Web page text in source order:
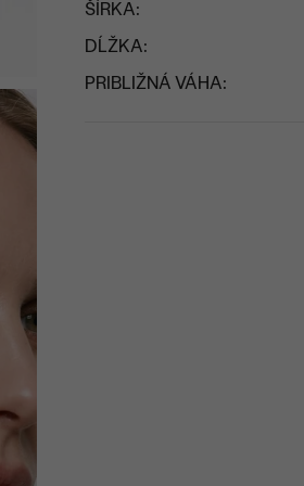
ŠÍRKA:
DĹŽKA:
PRIBLIŽNÁ VÁHA: